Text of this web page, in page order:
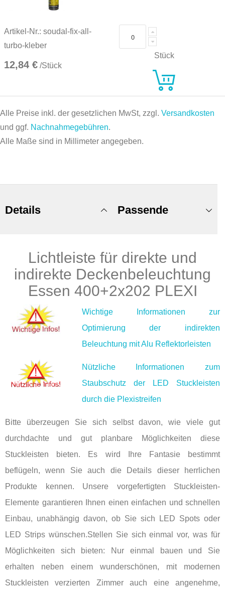
Artikel-Nr.: soudal-fix-all-
turbo-kleber
12,84 € /Stück
Stück
Alle Preise inkl. der gesetzlichen MwSt, zzgl. Versandkosten
und ggf. Nachnahmegebühren.
Alle Maße sind in Millimeter angegeben.
Details
Lichtleiste für direkte und
indirekte Deckenbeleuchtung
Essen 400+2x202 PLEXI
Wichtige Informationen zur
Optimierung der indirekten
Beleuchtung mit Alu Reflektorleisten
Nützliche Informationen zum
Staubschutz der LED Stuckleisten
durch die Plexistreifen
Bitte überzeugen Sie sich selbst davon, wie viele gut
durchdachte und gut planbare Möglichkeiten diese
Stuckleisten bieten. Es wird Ihre Fantasie bestimmt
beflügeln, wenn Sie auch die Details dieser herrlichen
Produkte kennen. Unsere vorgefertigten Stuckleisten-
Elemente garantieren Ihnen einen einfachen und schnellen
Einbau, unabhängig davon, ob Sie sich LED Spots oder
LED Strips wünschen.Stellen Sie sich einmal vor, was für
Möglichkeiten sich bieten: Nur einmal bauen und Sie
erhalten neben einem wunderschönen, mit modernen
Stuckleisten verzierten Zimmer auch eine angenehme,
Passende
Produkte